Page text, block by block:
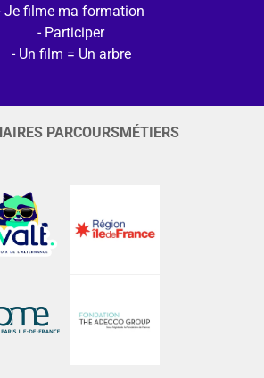
Je filme ma formation
Participer
Un film = Un arbre
PARCOURSMÉTIERS